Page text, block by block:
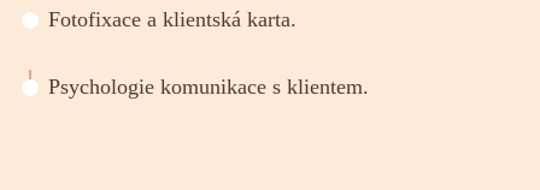
Foto­fixace a klientská karta.
Psychologie komunikace s klientem.